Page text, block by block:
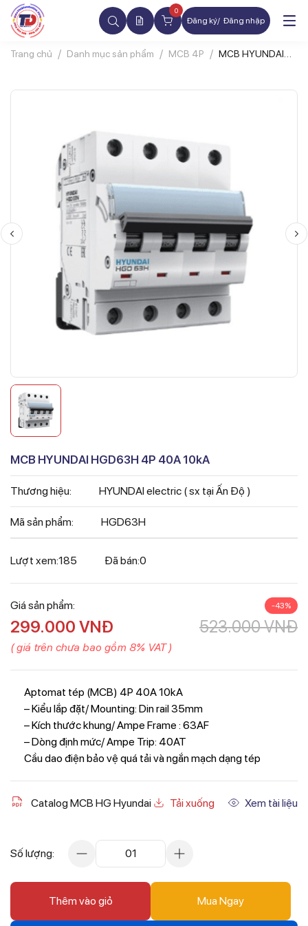
0
Đăng ký Đăng nhập
Trang chủ Danh mục sản phẩm MCB 4P
MCB HYUNDAI
MCB HYUNDAI HGD63H 4P 40A 10kA
Thương hiệu: HYUNDAI electric ( sx tại Ấn Độ )
Mã sản phẩm: HGD63H
Lượt xem:185 Đã bán:0
Giá sản phẩm: -43%
523.000VNĐ
299.000 VNĐ
( giá trên chưa bao gồm 8% VAT )
Aptomat tép (MCB) 4P 40A 10kA
– Kiểu lắp đặt/ Mounting: Din rail 35mm
– Kích thước khung/ Ampe Frame : 63AF
– Dòng định mức/ Ampe Trip: 40AT
Cầu dao điện bảo vệ quá tải và ngắn mạch dạng tép
Catalog MCB HG Hyundai Tải xuống Xem tài liệu
Số lượng: 01
Thêm vào giỏ Mua Ngay